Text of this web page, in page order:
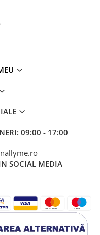
09:00 - 17:00
SOCIAL MEDIA